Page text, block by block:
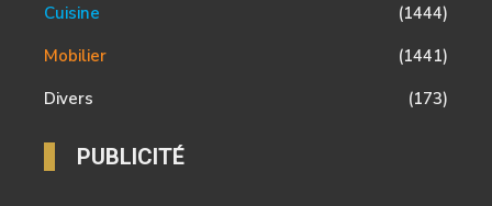
Cuisine
(1444)
Mobilier
(1441)
Divers
(173)
PUBLICITÉ